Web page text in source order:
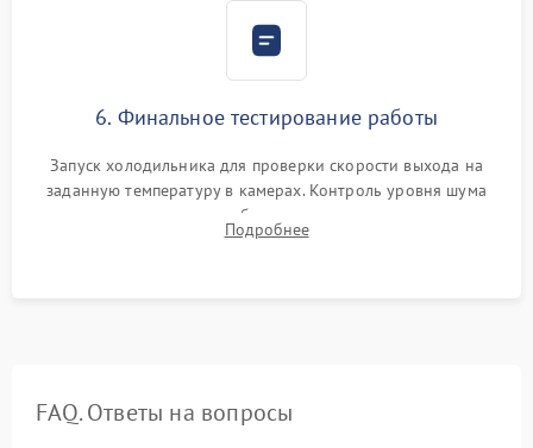
6. Финальное тестирование работы
Запуск холодильника для проверки скорости выхода на
заданную температуру в камерах. Контроль уровня шума
компрессора, отсутствия обмерзания стенок и корректного
срабатывания системы автоматической оттайки.
Подробнее
FAQ. Ответы на вопросы